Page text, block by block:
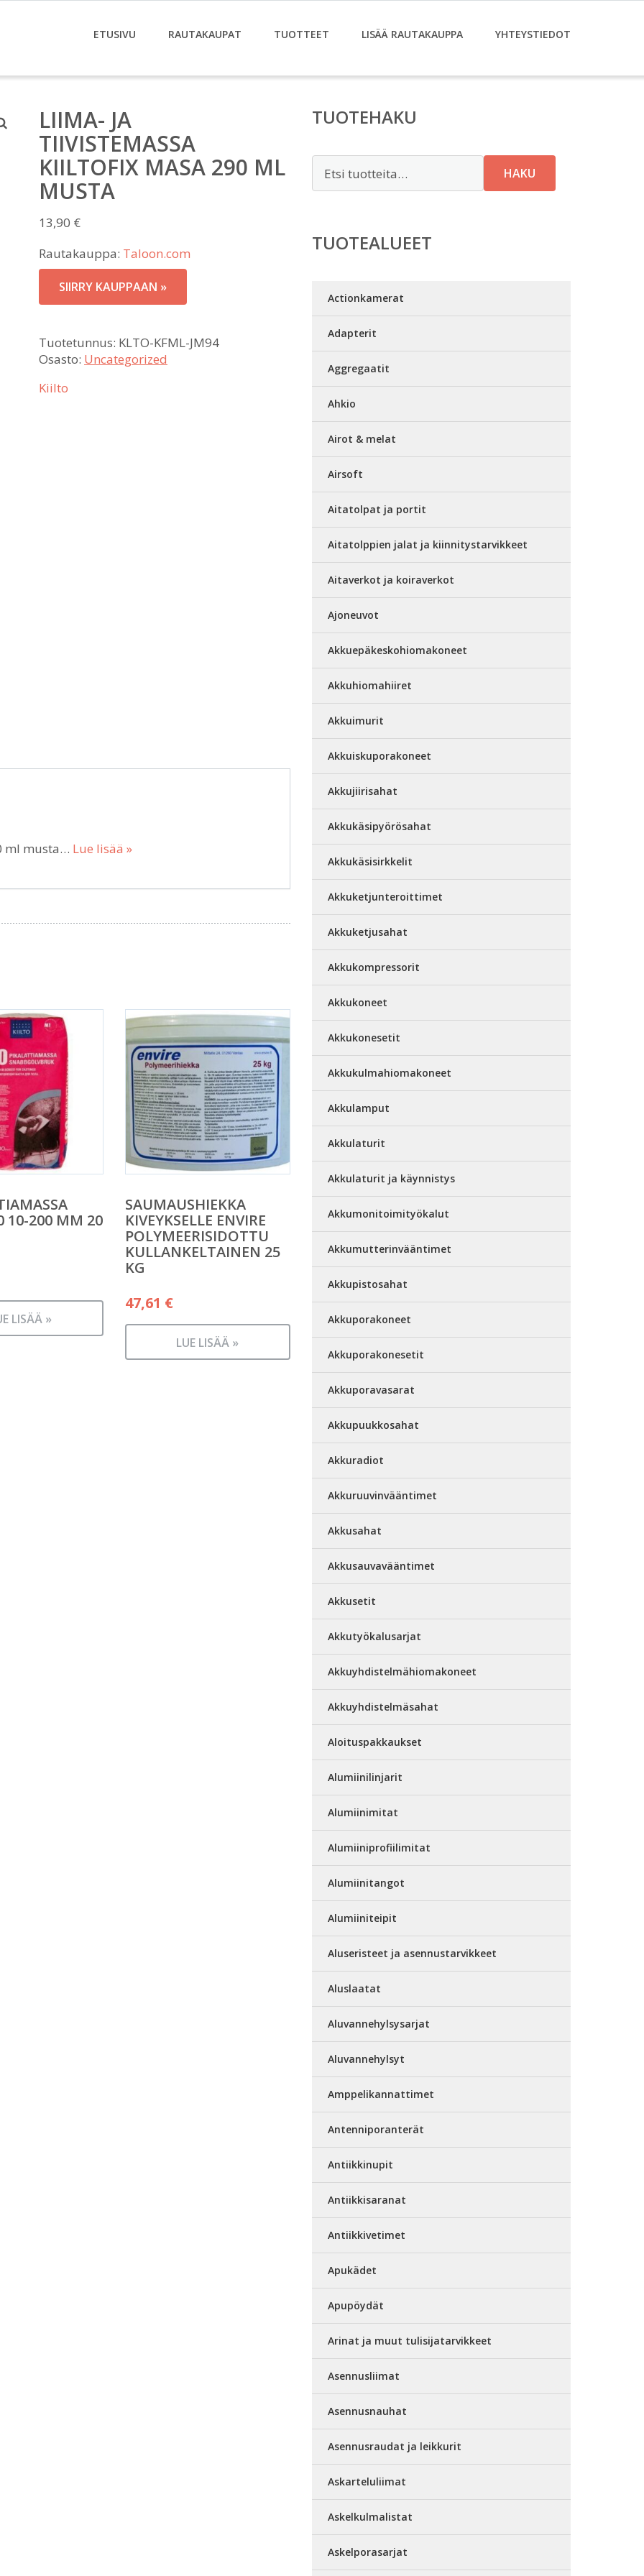
ETUSIVU RAUTAKAUPAT TUOTTEET LISÄÄ RAUTAKAUPPA YHTEYSTIEDOT
LIIMA- JA
TIIVISTEMASSA
KIILTOFIX MASA 290 ML
MUSTA
13,90 €
Rautakauppa: Taloon.com
SIIRRY KAUPPAAN »
Tuotetunnus: KLTO-KFML-JM94
Osasto: Uncategorized
Kiilto
ml musta… Lue lisää »
10-200 MM 20
LISÄÄ »
SAUMAUSHIEKKA
KIVEYKSELLE ENVIRE
POLYMEERISIDOTTU
KULLANKELTAINEN 25
KG
47,61 €
LUE LISÄÄ »
TUOTEHAKU
HAKU
TUOTEALUEET
Actionkamerat
Adapterit
Aggregaatit
Ahkio
Airot & melat
Airsoft
Aitatolpat ja portit
Aitatolppien jalat ja kiinnitystarvikkeet
Aitaverkot ja koiraverkot
Ajoneuvot
Akkuepäkeskohiomakoneet
Akkuhiomahiiret
Akkuimurit
Akkuiskuporakoneet
Akkujiirisahat
Akkukäsipyörösahat
Akkukäsisirkkelit
Akkuketjunteroittimet
Akkuketjusahat
Akkukompressorit
Akkukoneet
Akkukonesetit
Akkukulmahiomakoneet
Akkulamput
Akkulaturit
Akkulaturit ja käynnistys
Akkumonitoimityökalut
Akkumutterinvääntimet
Akkupistosahat
Akkuporakoneet
Akkuporakonesetit
Akkuporavasarat
Akkupuukkosahat
Akkuradiot
Akkuruuvinvääntimet
Akkusahat
Akkusauvavääntimet
Akkusetit
Akkutyökalusarjat
Akkuyhdistelmähiomakoneet
Akkuyhdistelmäsahat
Aloituspakkaukset
Alumiinilinjarit
Alumiinimitat
Alumiiniprofiilimitat
Alumiinitangot
Alumiiniteipit
Aluseristeet ja asennustarvikkeet
Aluslaatat
Aluvannehylsysarjat
Aluvannehylsyt
Amppelikannattimet
Antenniporanterät
Antiikkinupit
Antiikkisaranat
Antiikkivetimet
Apukädet
Apupöydät
Arinat ja muut tulisijatarvikkeet
Asennusliimat
Asennusnauhat
Asennusraudat ja leikkurit
Askarteluliimat
Askelkulmalistat
Askelporasarjat